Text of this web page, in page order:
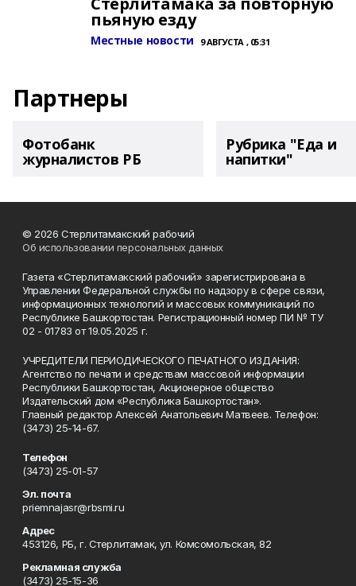
пьяную езду
Местные новости 9 АВГУСТА , 05:31
Партнеры
Фотобанк
журналистов РБ
Рубрика "Еда и
напитки"
© 2026 Стерлитамакский рабочий
Об использовании персональных данных
Газета «Стерлитамакский рабочий» зарегистрирована в
Управлении Федеральной службы по надзору в сфере связи,
информационных технологий и массовых коммуникаций по
Республике Башкортостан. Регистрационный номер ПИ № ТУ
02 - 01783 от 19.05.2025 г.
УЧРЕДИТЕЛИ ПЕРИОДИЧЕСКОГО ПЕЧАТНОГО ИЗДАНИЯ:
Агентство по печати и средствам массовой информации
Республики Башкортостан, Акционерное общество
Издательский дом «Республика Башкортостан».
Главный редактор Алексей Анатольевич Матвеев. Телефон:
(3473) 25-14-67.
Телефон
(3473) 25-01-57
Эл. почта
priemnajasr@rbsmi.ru
Адрес
453126, РБ, г. Стерлитамак, ул. Комсомольская, 82
Рекламная служба
(3473) 25-15-36